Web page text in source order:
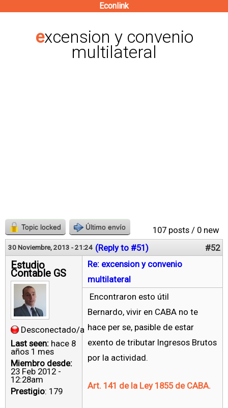
contenido
principal
Econlink
excension y convenio
multilateral
107 posts / 0 new
Topic locked Último envío
30 Noviembre, 2013 - 21:24 (Reply to #51) #52
Estudio
Contable GS
Desconectado/a
Last seen: hace 8
años 1 mes
Miembro desde:
23 Feb 2012 -
12:28am
Prestigio: 179
Re: excension y convenio
multilateral
Encontraron esto útil
Bernardo, vivir en CABA no te
hace per se, pasible de estar
exento de tributar Ingresos Brutos
por la actividad.
Art. 141 de la Ley 1855 de CABA.